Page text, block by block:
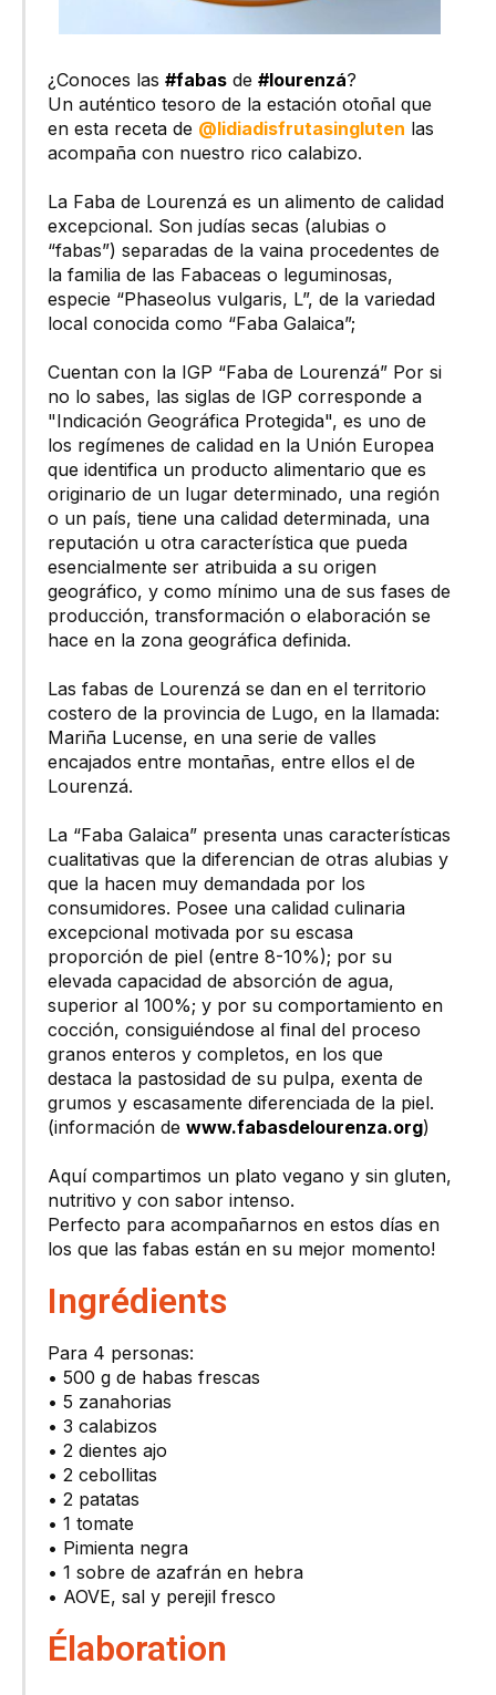
¿Conoces las #fabas de #lourenzá?
Un auténtico tesoro de la estación otoñal que
en esta receta de @lidiadisfrutasingluten las
acompaña con nuestro rico calabizo.
La Faba de Lourenzá es un alimento de calidad
excepcional. Son judías secas (alubias o
“fabas”) separadas de la vaina procedentes de
la familia de las Fabaceas o leguminosas,
especie “Phaseolus vulgaris, L”, de la variedad
local conocida como “Faba Galaica”;
Cuentan con la IGP “Faba de Lourenzá” Por si
no lo sabes, las siglas de IGP corresponde a
"Indicación Geográfica Protegida", es uno de
los regímenes de calidad en la Unión Europea
que identifica un producto alimentario que es
originario de un lugar determinado, una región
o un país, tiene una calidad determinada, una
reputación u otra característica que pueda
esencialmente ser atribuida a su origen
geográfico, y como mínimo una de sus fases de
producción, transformación o elaboración se
hace en la zona geográfica definida.
Las fabas de Lourenzá se dan en el territorio
costero de la provincia de Lugo, en la llamada:
Mariña Lucense, en una serie de valles
encajados entre montañas, entre ellos el de
Lourenzá.
La “Faba Galaica” presenta unas características
cualitativas que la diferencian de otras alubias y
que la hacen muy demandada por los
consumidores. Posee una calidad culinaria
excepcional motivada por su escasa
proporción de piel (entre 8-10%); por su
elevada capacidad de absorción de agua,
superior al 100%; y por su comportamiento en
cocción, consiguiéndose al final del proceso
granos enteros y completos, en los que
destaca la pastosidad de su pulpa, exenta de
grumos y escasamente diferenciada de la piel.
(información de www.fabasdelourenza.org)
Aquí compartimos un plato vegano y sin gluten,
nutritivo y con sabor intenso.
Perfecto para acompañarnos en estos días en
los que las fabas están en su mejor momento!
Ingrédients
Para 4 personas:
• 500 g de habas frescas
• 5 zanahorias
• 3 calabizos
• 2 dientes ajo
• 2 cebollitas
• 2 patatas
• 1 tomate
• Pimienta negra
• 1 sobre de azafrán en hebra
• AOVE, sal y perejil fresco
Élaboration